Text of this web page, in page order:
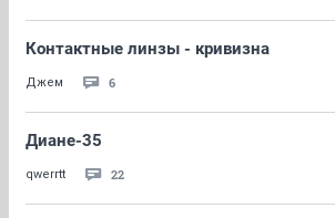
Контактные линзы - кривизна
Джем 6
Диане-35
qwerrtt 22